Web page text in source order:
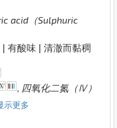
acid（Sulphuric
有酸味 | 清澈而黏稠
四氧化二氮（Ⅳ）
示更多